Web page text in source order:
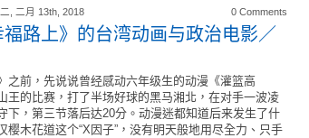
, 二月 13th, 2018 0 Comments
路上》的台湾动画与政治电影／
之前，先说说曾经感动六年级生的动漫《灌篮高
王的比赛，打了半场好球的黑马湘北，在对手一波凌
下，第三节落后达20分。动漫迷都知道后来发生了什
樱木花道这个“X因子”，没有明天般地用尽全力、只手